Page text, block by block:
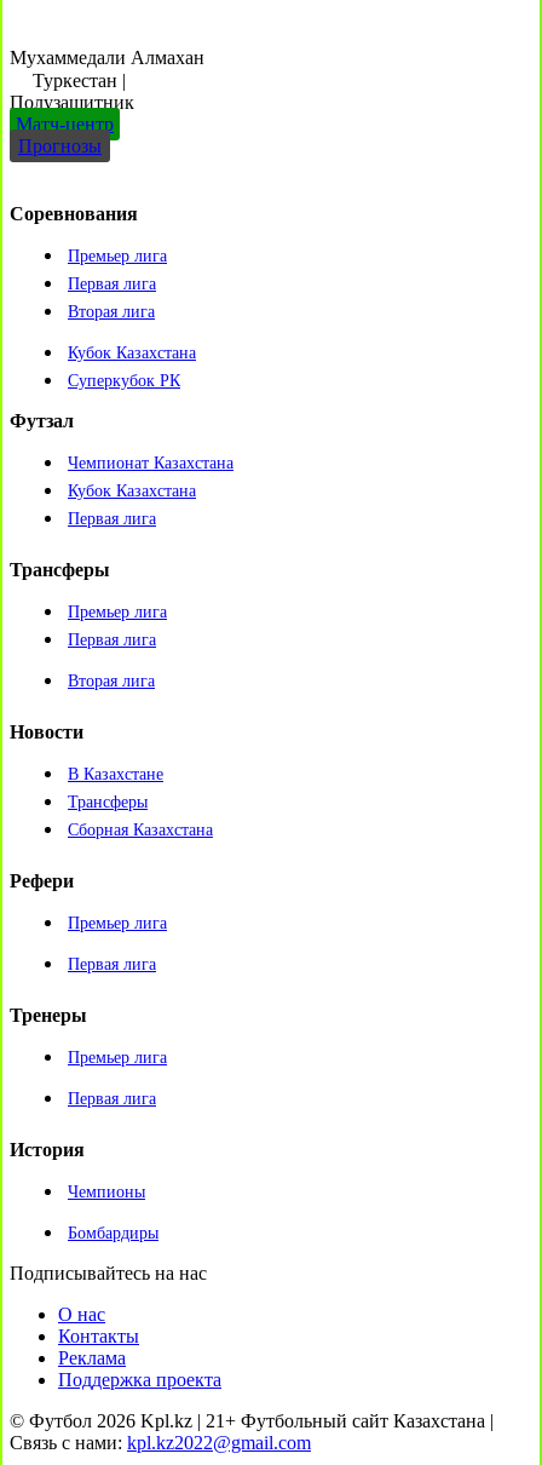
Мухаммедали Алмахан
Туркестан |
Полузащитник
Матч-центр
Прогнозы
Соревнования
Премьер лига
Первая лига
Вторая лига
Кубок Казахстана
Суперкубок РК
Футзал
Чемпионат Казахстана
Кубок Казахстана
Первая лига
Трансферы
Премьер лига
Первая лига
Вторая лига
Новости
В Казахстане
Трансферы
Сборная Казахстана
Рефери
Премьер лига
Первая лига
Тренеры
Премьер лига
Первая лига
История
Чемпионы
Бомбардиры
Подписывайтесь на нас
О нас
Контакты
Реклама
Поддержка проекта
© Футбол 2026 Kpl.kz | 21+ Футбольный сайт Казахстана |
Связь с нами: kpl.kz2022@gmail.com